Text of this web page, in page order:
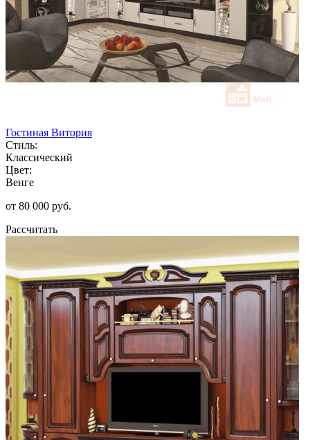
Гостиная Витория
Стиль:
Классический
Цвет:
Венге
от 80 000 руб.
Рассчитать